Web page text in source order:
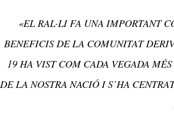
«EL RAL·LI FA UNA IMPORTANT
BENEFICIS DE LA COMUNITAT
19 HA VIST COM CADA VEGADA
DE LA NOSTRA NACIÓ I S’HA